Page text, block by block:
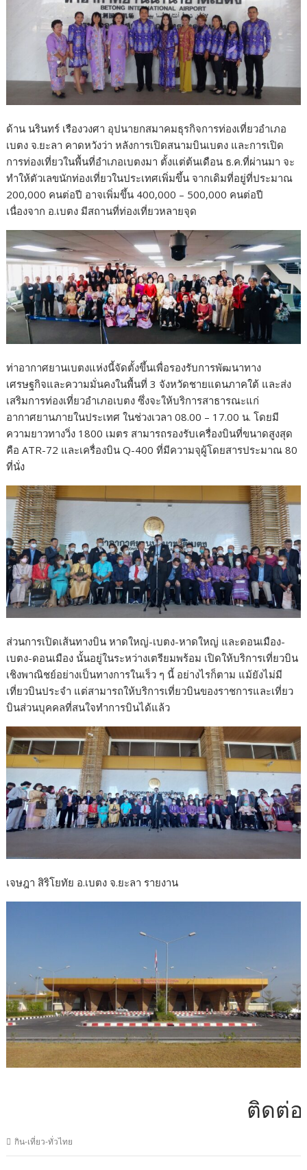
ด้าน นรินทร์ เรืองวงศา อุปนายกสมาคมธุรกิจการท่องเที่ยวอำเภอ
เบตง จ.ยะลา คาดหวังว่า หลังการเปิดสนามบินเบตง และการเปิด
การท่องเที่ยวในพื้นที่อำเภอเบตงมา ตั้งแต่ต้นเดือน ธ.ค.ที่ผ่านมา จะ
ทำให้ตัวเลขนักท่องเที่ยวในประเทศเพิ่มขึ้น จากเดิมที่อยู่ที่ประมาณ
200,000 คนต่อปี อาจเพิ่มขึ้น 400,000 – 500,000 คนต่อปี
เนื่องจาก อ.เบตง มีสถานที่ท่องเที่ยวหลายจุด
ท่าอากาศยานเบตงแห่งนี้จัดตั้งขึ้นเพื่อรองรับการพัฒนาทาง
เศรษฐกิจและความมั่นคงในพื้นที่ 3 จังหวัดชายแดนภาคใต้ และส่ง
เสริมการท่องเที่ยวอำเภอเบตง ซึ่งจะให้บริการสาธารณะแก่
อากาศยานภายในประเทศ ในช่วงเวลา 08.00 – 17.00 น. โดยมี
ความยาวทางวิ่ง 1800 เมตร สามารถรองรับเครื่องบินที่ขนาดสูงสุด
คือ ATR-72 และเครื่องบิน Q-400 ที่มีความจุผู้โดยสารประมาณ 80
ที่นั่ง
ส่วนการเปิดเส้นทางบิน หาดใหญ่-เบตง-หาดใหญ่ และดอนเมือง-
เบตง-ดอนเมือง นั้นอยู่ในระหว่างเตรียมพร้อม เปิดให้บริการเที่ยวบิน
เชิงพาณิชย์อย่างเป็นทางการในเร็ว ๆ นี้ อย่างไรก็ตาม แม้ยังไม่มี
เที่ยวบินประจำ แต่สามารถให้บริการเที่ยวบินของราชการและเที่ยว
บินส่วนบุคคลที่สนใจทำการบินได้แล้ว
เจษฎา สิริโยทัย อ.เบตง จ.ยะลา รายงาน
ติดต่อโฆษณ
กิน-เที่ยว-ทั่วไทย